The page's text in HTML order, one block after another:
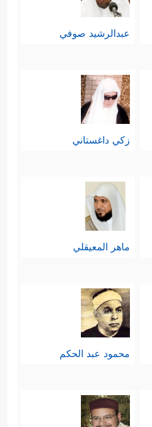
عبدالرشيد صوفي
زكي داغستاني
ماهر المعيقلي
محمود عبد الحكم